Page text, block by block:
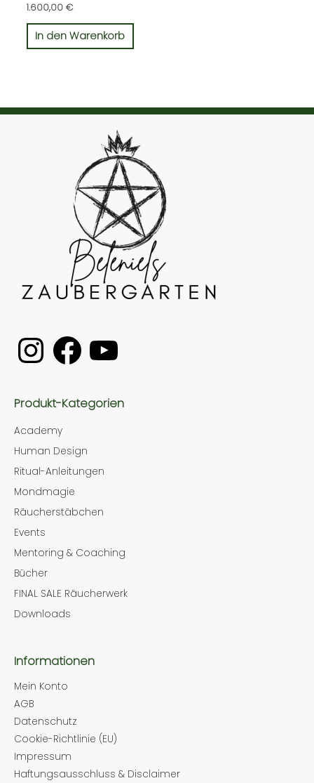
1.600,00 €
In den Warenkorb
YouTube
Produkt-Kategorien
Academy
Human Design
Ritual-Anleitungen
Mondmagie
Räucherstäbchen
Events
Mentoring & Coaching
Bücher
FINAL SALE Räucherwerk
Downloads
Informationen
Mein Konto
AGB
Datenschutz
Cookie-Richtlinie (EU)
Impressum
Haftungsausschluss & Disclaimer